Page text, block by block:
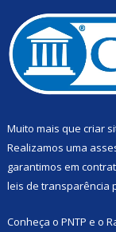
Muito mais que criar
Realizamos uma
garantimos em
leis de transparência
Conheça o PNTP e o